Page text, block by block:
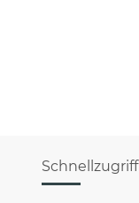
Schnellzugriff